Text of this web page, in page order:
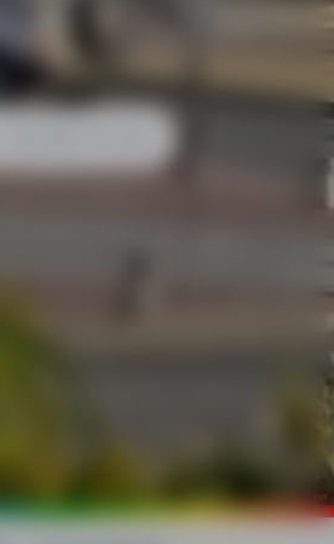
Eberhard Fohrer